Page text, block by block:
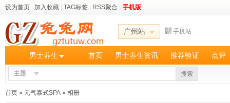
设为首页 加入收藏 TAG标签 RSS聚合 手机版
广州站 手机站
男士养生 首页 男士养生资讯 推荐验证 点评
主题 搜索
首页 » 元气泰式SPA » 相册